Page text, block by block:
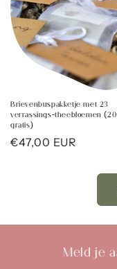
Brievenbuspakketje met 23
verrassings-theebloemen
gratis)
Normale
€47,00 EUR
Meld je